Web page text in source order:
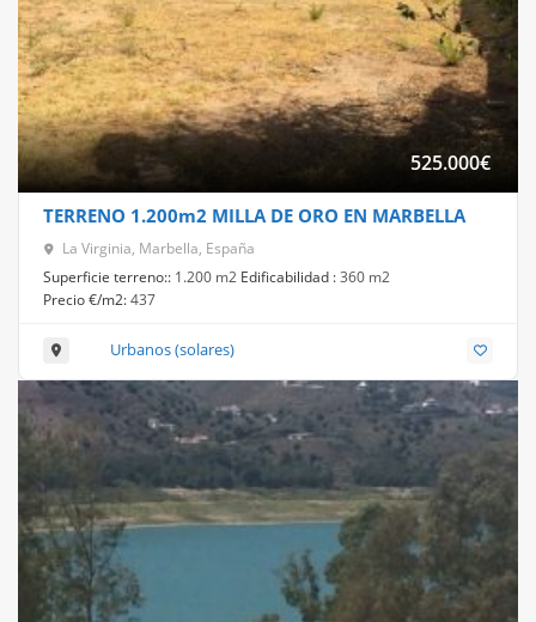
525.000€
TERRENO 1.200m2 MILLA DE ORO EN MARBELLA
La Virginia, Marbella, España
Superficie terreno:: 1.200 m2 Edificabilidad :360 m2
Precio €/m2:437
Urbanos (solares)